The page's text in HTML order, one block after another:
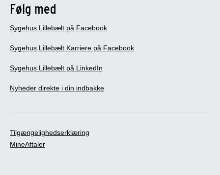
Følg med
Sygehus Lillebælt på Facebook
Sygehus Lillebælt Karriere på Facebook
Sygehus Lillebælt på LinkedIn
Nyheder direkte i din indbakke
Tilgængelighedserklæring
MineAftaler